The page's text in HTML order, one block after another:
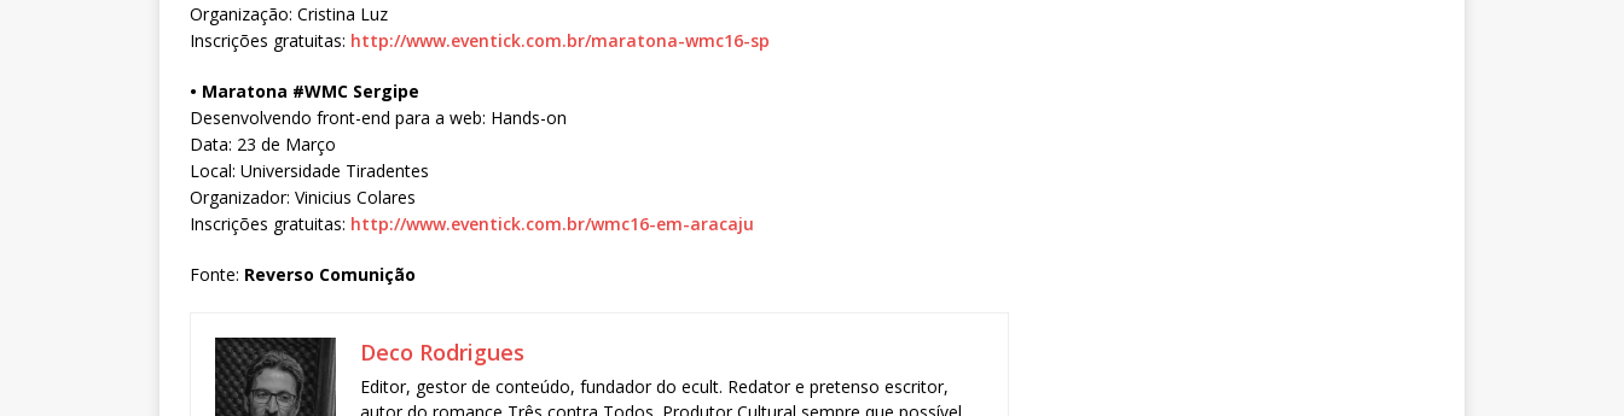
Organização: Cristina Luz
Inscrições gratuitas: http://www.eventick.com.br/maratona-wmc16-sp
• Maratona #WMC Sergipe
Desenvolvendo front-end para a web: Hands-on
Data: 23 de Março
Local: Universidade Tiradentes
Organizador: Vinicius Colares
Inscrições gratuitas: http://www.eventick.com.br/wmc16-em-aracaju
Fonte: Reverso Comunição
Deco Rodrigues
Editor, gestor de conteúdo, fundador do ecult. Redator e pretenso escritor,